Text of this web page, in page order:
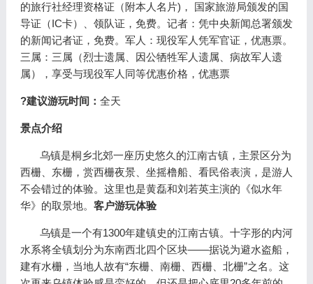
的旅行社经理资格证（附本人名片)， 国家旅游局颁发的国
导证（IC卡）、领队证，免费。记者：凭中央新闻总署颁发
的新闻记者证，免费。军人：现役军人凭军官证，优惠票。
三属：三属（烈士遗属、因公牺牲军人遗属、病故军人遗
属），享受与现役军人同等优惠价格，优惠票
?建议游玩时间： 全天
景点介绍
乌镇是桐乡北郊一座历史悠久的江南古镇，主景区分为
西栅、东栅，赏西栅夜景、坐摇橹船、看民俗表演，是游人
不会错过的体验。这里也是黄磊和刘若英主演的《似水年
华》的取景地。 客户游玩体验
乌镇是一个有1300年建镇史的江南古镇。十字形的内河
水系将全镇划分为东南西北四个区块——据说为避水盗船，
建有水栅，当地人故有“东栅、南栅、西栅、北栅”之名。这